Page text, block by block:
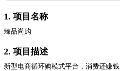
1. 项目名称
臻品尚购
2. 项目描述
新型电商循环购模式平台，消费还赚钱